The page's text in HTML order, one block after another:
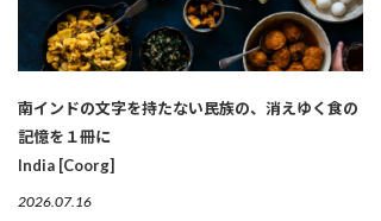
南インドの文字を持たない民族の、消えゆく食の
記憶を１冊に
India [Coorg]
2026.07.16